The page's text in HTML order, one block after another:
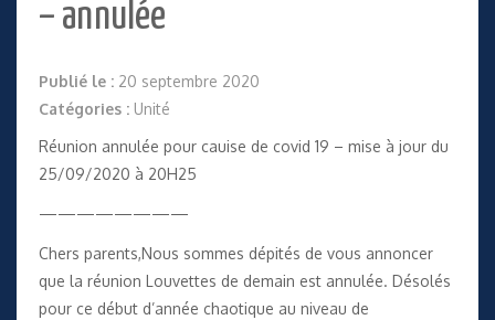
– annulée
Publié le : 20 septembre 2020
Catégories : Unité
Réunion annulée pour cauise de covid 19 – mise à jour du
25/09/2020 à 20H25
————————
Chers parents,Nous sommes dépités de vous annoncer
que la réunion Louvettes de demain est annulée. Désolés
pour ce début d’année chaotique au niveau de